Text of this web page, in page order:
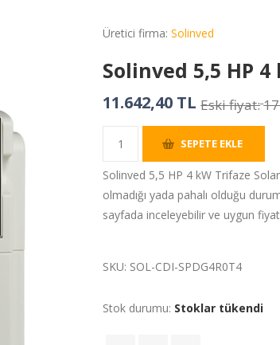
Üretici firma: Solinved
Solinved 5,5 HP
11.642,40 TL Eski fiyat:
SEPETE EKLE
Solinved 5,5 HP 4 kW Trifaze
olmadığı yada pahalı olduğu
sayfada inceleyebilir ve uygun
SKU: SOL-CDI-SPDG4R0T4
Stok durumu: Stoklar tükendi